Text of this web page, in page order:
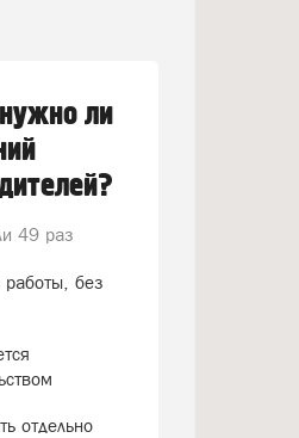
ли
49 раз
работы, без
отдельно